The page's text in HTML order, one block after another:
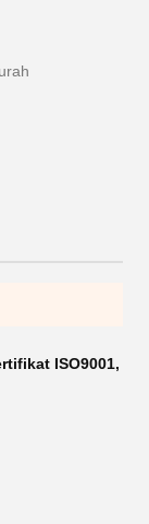
ISO9001,